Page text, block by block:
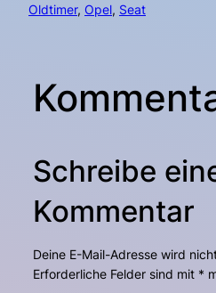
Oldtimer, Opel, Seat
Schreibe
Kommentar
Deine E-Mail-Adresse wird
Erforderliche Felder sind mit *